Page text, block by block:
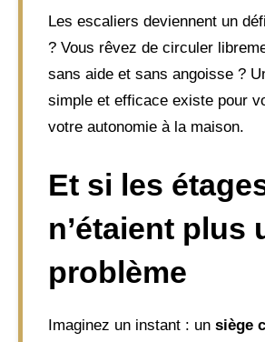
Les escaliers deviennent un
? Vous rêvez de circuler
sans aide et sans angoisse ?
simple et efficace existe pour
votre autonomie à la maison.
Et si les
n’étaient plus
problème
Imaginez un instant : un siège